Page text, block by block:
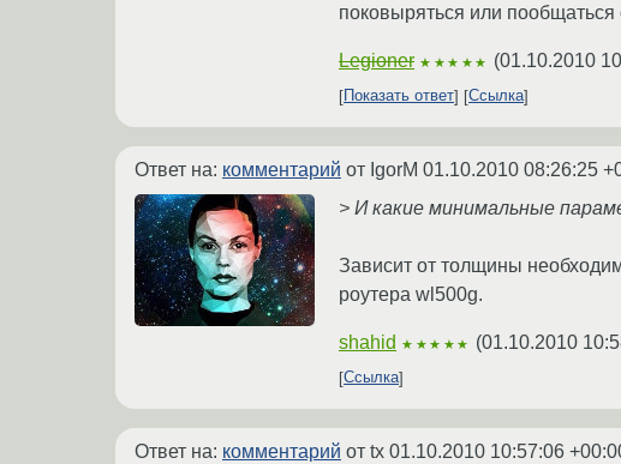
поковыряться или
Legioner ★★★★★ (01.10.2010
Показать ответ Ссылка
Ответ на: комментарий от IgorM 01.10.2010 08:26:25
> И какие минимальные
Зависит от толщины
роутера wl500g.
shahid ★★★★★ (01.10.2010
Ссылка
Ответ на: комментарий от tx 01.10.2010 10:57:06